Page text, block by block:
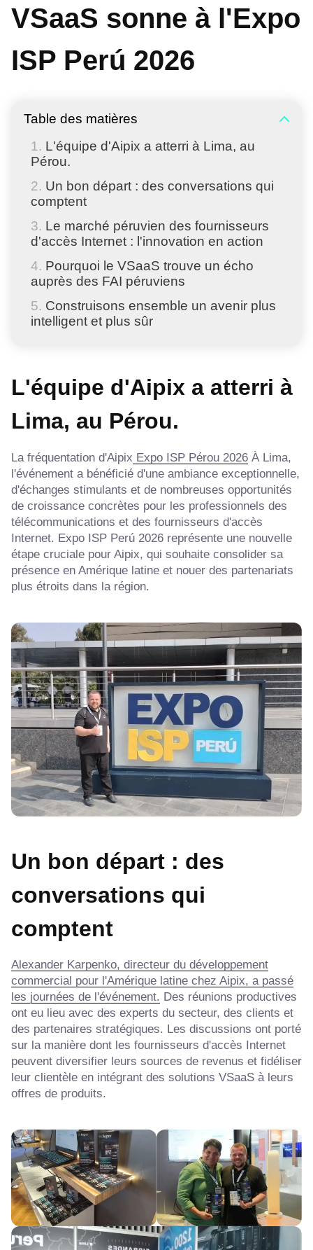
VSaaS sonne à l'Expo
ISP Perú 2026
Table des matières
L'équipe d'Aipix a atterri à Lima, au
Pérou.
Un bon départ : des conversations qui
comptent
Le marché péruvien des fournisseurs
d'accès Internet : l'innovation en action
Pourquoi le VSaaS trouve un écho
auprès des FAI péruviens
Construisons ensemble un avenir plus
intelligent et plus sûr
L'équipe d'Aipix a atterri à
Lima, au Pérou.
La fréquentation d'Aipix Expo ISP Pérou 2026 À Lima,
l'événement a bénéficié d'une ambiance exceptionnelle,
d'échanges stimulants et de nombreuses opportunités
de croissance concrètes pour les professionnels des
télécommunications et des fournisseurs d'accès
Internet. Expo ISP Perú 2026 représente une nouvelle
étape cruciale pour Aipix, qui souhaite consolider sa
présence en Amérique latine et nouer des partenariats
plus étroits dans la région.
Un bon départ : des
conversations qui
comptent
Alexander Karpenko, directeur du développement
commercial pour l'Amérique latine chez Aipix, a passé
les journées de l'événement. Des réunions productives
ont eu lieu avec des experts du secteur, des clients et
des partenaires stratégiques. Les discussions ont porté
sur la manière dont les fournisseurs d'accès Internet
peuvent diversifier leurs sources de revenus et fidéliser
leur clientèle en intégrant des solutions VSaaS à leurs
offres de produits.